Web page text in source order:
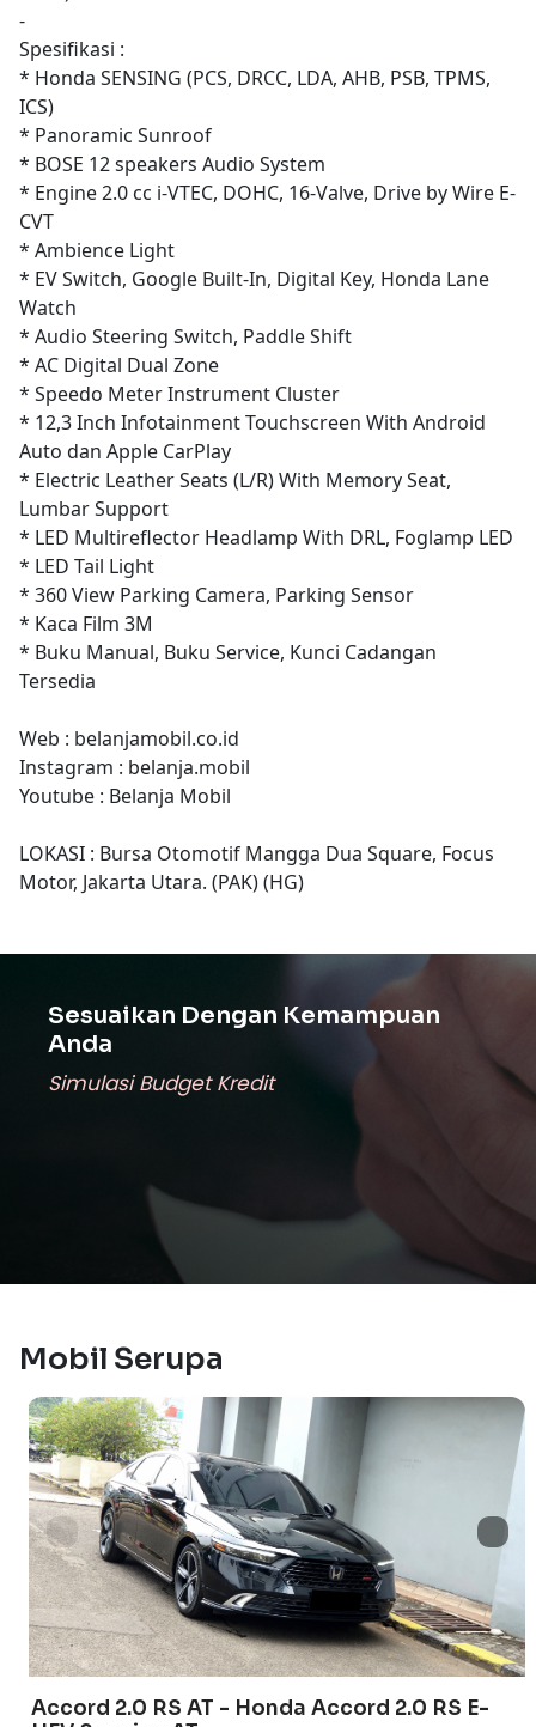
-
Spesifikasi :
* Honda SENSING (PCS, DRCC, LDA, AHB, PSB, TPMS,
ICS)
* Panoramic Sunroof
* BOSE 12 speakers Audio System
* Engine 2.0 cc i-VTEC, DOHC, 16-Valve, Drive by Wire E-
CVT
* Ambience Light
* EV Switch, Google Built-In, Digital Key, Honda Lane
Watch
* Audio Steering Switch, Paddle Shift
* AC Digital Dual Zone
* Speedo Meter Instrument Cluster
* 12,3 Inch Infotainment Touchscreen With Android
Auto dan Apple CarPlay
* Electric Leather Seats (L/R) With Memory Seat,
Lumbar Support
* LED Multireflector Headlamp With DRL, Foglamp LED
* LED Tail Light
* 360 View Parking Camera, Parking Sensor
* Kaca Film 3M
* Buku Manual, Buku Service, Kunci Cadangan
Tersedia
Web : belanjamobil.co.id
Instagram : belanja.mobil
Youtube : Belanja Mobil
LOKASI : Bursa Otomotif Mangga Dua Square, Focus
Motor, Jakarta Utara. (PAK) (HG)
Sesuaikan Dengan Kemampuan
Anda
Simulasi Budget Kredit
Mobil Serupa
Accord 2.0 RS AT - Honda Accord 2.0 RS E-